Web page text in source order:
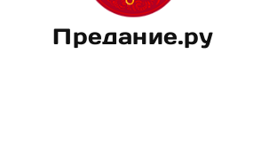
Предание.ру